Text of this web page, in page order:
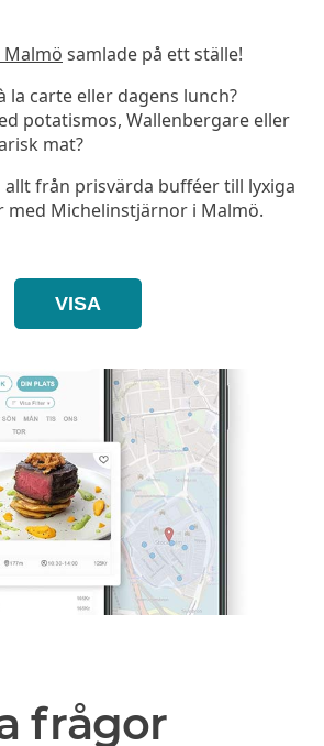
Malmö samlade på ett ställe!
la carte eller dagens lunch?
potatismos, Wallenbergare eller
mat?
från prisvärda bufféer till lyxiga
med Michelinstjärnor i Malmö.
VISA
frågor